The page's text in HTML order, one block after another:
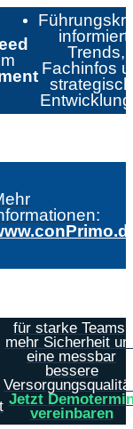
informiert:
Trends,
Fachinfos
für starke Teams,
mehr Sicherheit
eine messbar
bessere
Jetzt
vereinbaren